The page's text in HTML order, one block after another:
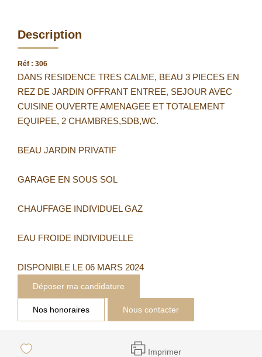
Description
Réf : 306
DANS RESIDENCE TRES CALME, BEAU 3 PIECES EN
REZ DE JARDIN OFFRANT ENTREE, SEJOUR AVEC
CUISINE OUVERTE AMENAGEE ET TOTALEMENT
EQUIPEE, 2 CHAMBRES,SDB,WC.
BEAU JARDIN PRIVATIF
GARAGE EN SOUS SOL
CHAUFFAGE INDIVIDUEL GAZ
EAU FROIDE INDIVIDUELLE
DISPONIBLE LE 06 MARS 2024
Déposer ma candidature
Nos honoraires Nous contacter
Imprimer